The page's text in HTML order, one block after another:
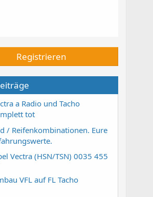
Registrieren
a Radio und Tacho
tot
/ Reifenkombinationen. Eure
Vectra (HSN/TSN) 0035 455
VFL auf FL Tacho